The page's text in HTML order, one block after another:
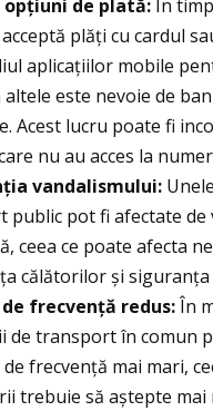
opțiuni de plată:În
plăți cu cardul
aplicațiilor mobile
altele este nevoie de
Acest lucru poate fi
nu au acces la
vandalismului:
public pot fi afectate de
ceea ce poate afecta
călătorilor și siguranța
frecvență redus:În
de transport în comun
frecvență mai mari,
trebuie să aștepte